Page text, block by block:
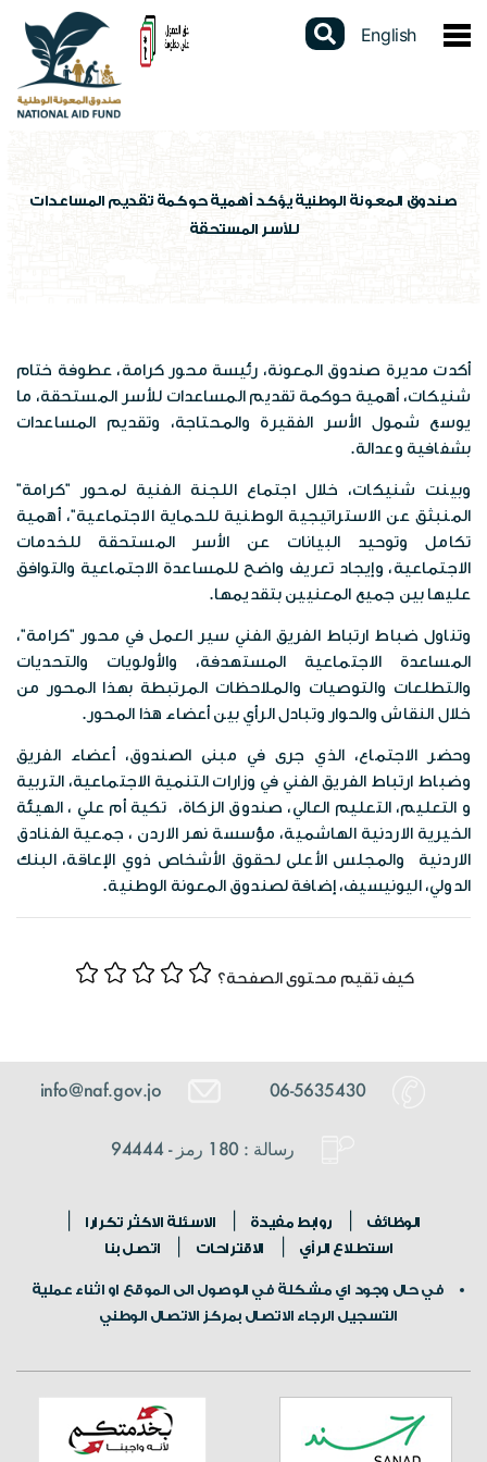
برامج الصندوق
مكاتب الصندوق
الخطط الاستراتيجية
الشركاء الاستراتيجين
مبادرات الصندوق
قصص نجاح
اتصل بنا
شهادة لمن يهمه الأمر
فتح محفظة الكترونية
المشاركات الالكترونية
الشكاوى الإلكترونية
تقييم الخدمة
الإستبيانات
دراسات وابحاث
احصاءات وبيانات
الخرائط الرقمية
موزانة صندوق المعونة الوطنية
تقارير مدقق الحسابات الختامية
عن السجل
المركز الاعلامي
الاخبار
الفعاليات
البوم الصور
المواد الاعلامية
بروشورات
العطاءات
وظائف شاغرة
English
صندوق المعونة الوطنية يؤكد أهمية حوكمة تقديم المساعدات
للأسر المستحقة
أكدت مديرة صندوق المعونة، رئيسة محور كرامة، عطوفة ختام
شنيكات، أهمية حوكمة تقديم المساعدات للأسر المستحقة، ما
يوسع شمول الأسر الفقيرة والمحتاجة، وتقديم المساعدات
بشفافية وعدالة.
وبينت شنيكات، خلال اجتماع اللجنة الفنية لمحور "كرامة"
المنبثق عن الاستراتيجية الوطنية للحماية الاجتماعية"، أهمية
تكامل وتوحيد البيانات عن الأسر المستحقة للخدمات
الاجتماعية، وإيجاد تعريف واضح للمساعدة الاجتماعية والتوافق
عليها بين جميع المعنيين بتقديمها.
وتناول ضباط ارتباط الفريق الفني سير العمل في محور "كرامة"،
المساعدة الاجتماعية المستهدفة، والأولويات والتحديات
والتطلعات والتوصيات والملاحظات المرتبطة بهذا المحور من
خلال النقاش والحوار وتبادل الرأي بين أعضاء هذا المحور.
وحضر الاجتماع، الذي جرى في مبنى الصندوق، أعضاء الفريق
وضباط ارتباط الفريق الفني في وزارات التنمية الاجتماعية، التربية
و التعليم، التعليم العالي، صندوق الزكاة، تكية أم علي ، الهيئة
الخيرية الاردنية الهاشمية، مؤسسة نهر الاردن ، جمعية الفنادق
الاردنية والمجلس الأعلى لحقوق الأشخاص ذوي الإعاقة، البنك
الدولي، اليونيسيف، إضافة لصندوق المعونة الوطنية.
كيف تقيم محتوى الصفحة؟
06-5635430
رسالة : 180 رمز - 94444
الوظائف روابط مفيدة
الاسئلة الاكثر تكرارا
استطلاع الرأي
الاقتراحات اتصل بنا
في حال وجود اي مشكلة في الوصول الى الموقع او اثناء عملية
التسجيل الرجاء الاتصال بمركز الاتصال الوطني